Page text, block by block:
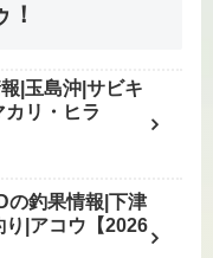
|玉島沖|サビキ
リ・ヒラ
の釣果情報|下津
|アコウ【2026